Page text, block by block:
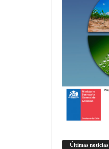
Últimas noticias